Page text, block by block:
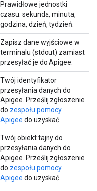
Prawidłowe jednostki
czasu: sekunda, minuta,
godzina, dzień, tydzień.
Zapisz dane wyjściowe w
terminalu (stdout) zamiast
przesyłać je do Apigee.
Twój identyfikator
przesyłania danych do
Apigee. Prześlij zgłoszenie
do zespołu pomocy
Apigee do uzyskać.
Twój obiekt tajny do
przesyłania danych do
Apigee. Prześlij zgłoszenie
do zespołu pomocy
Apigee do uzyskać.